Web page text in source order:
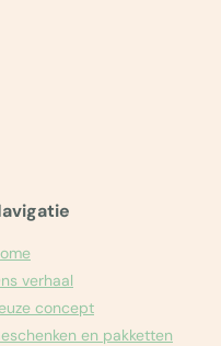
verhaal
concept
en pakketten